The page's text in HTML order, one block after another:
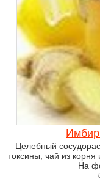
Целебный
токсины, чай из
На